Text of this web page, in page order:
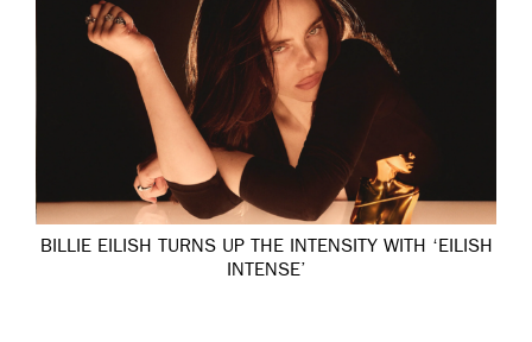
BILLIE EILISH TURNS UP THE INTENSITY WITH ‘EILISH
INTENSE’